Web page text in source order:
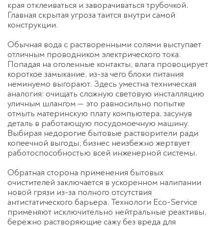
края отклеиваться и заворачиваться трубочкой.
Главная скрытая угроза таится внутри самой
конструкции.
Обычная вода с растворенными солями выступает
отличным проводником электрического тока.
Попадая на оголенные контакты, влага провоцирует
короткое замыкание, из-за чего блоки питания
неминуемо выгорают. Здесь уместна техническая
аналогия: очищать сложную световую инсталляцию
уличным шлангом — это равносильно попытке
отмыть материнскую плату компьютера, засунув
деталь в работающую посудомоечную машину.
Выбирая недорогие бытовые растворители ради
копеечной выгоды, бизнес неизбежно жертвует
работоспособностью всей инженерной системы.
Обратная сторона применения бытовых
очистителей заключается в ускоренном налипании
новой грязи из-за полного отсутствия
антистатического барьера. Технологи Eco-Service
применяют исключительно нейтральные реактивы,
бережно растворяющие сажу без вреда для